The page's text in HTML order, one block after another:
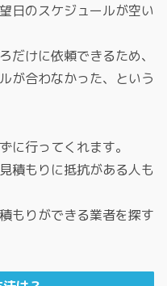
日のスケジュールが空い
だけに依頼できるため、
が合わなかった、という
に行ってくれます。
積もりに抵抗がある人も
もりができる業者を探す